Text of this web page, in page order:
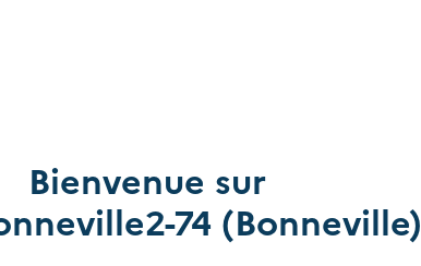
Bienvenue sur
74 (Bonneville)